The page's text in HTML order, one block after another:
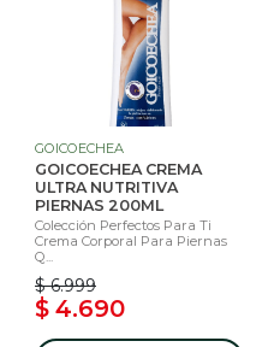
GOICOECHEA
GOICOECHEA CREMA
ULTRA NUTRITIVA
PIERNAS 200ML
Colección Perfectos Para Ti
Crema Corporal Para Piernas
Q...
$ 6.999
$ 4.690